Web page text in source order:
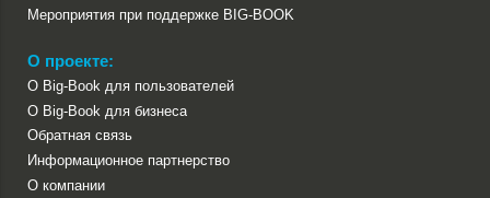
Мероприятия при поддержке BIG-BOOK
О проекте:
О Big-Book для пользователей
О Big-Book для бизнеса
Обратная связь
Информационное партнерство
О компании